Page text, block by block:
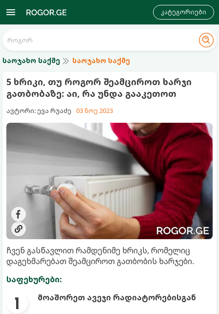
კატეგორიები
საოჯახო საქმე საოჯახო საქმე
5 ხრიკი, თუ როგორ შეამციროთ ხარჯი
გათბობაზე: აი, რა უნდა გააკეთოთ
ავტორი: ევა რუაძე 03 ნოე 2023
ჩვენ გასწავლით რამდენიმე ხრიკს, რომელიც
დაგეხმარებათ შეამციროთ გათბობის ხარჯები.
საფეხურები:
მოაშორეთ ავეჯი რადიატორებისგან